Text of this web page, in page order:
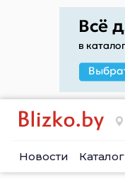
Новости Каталог